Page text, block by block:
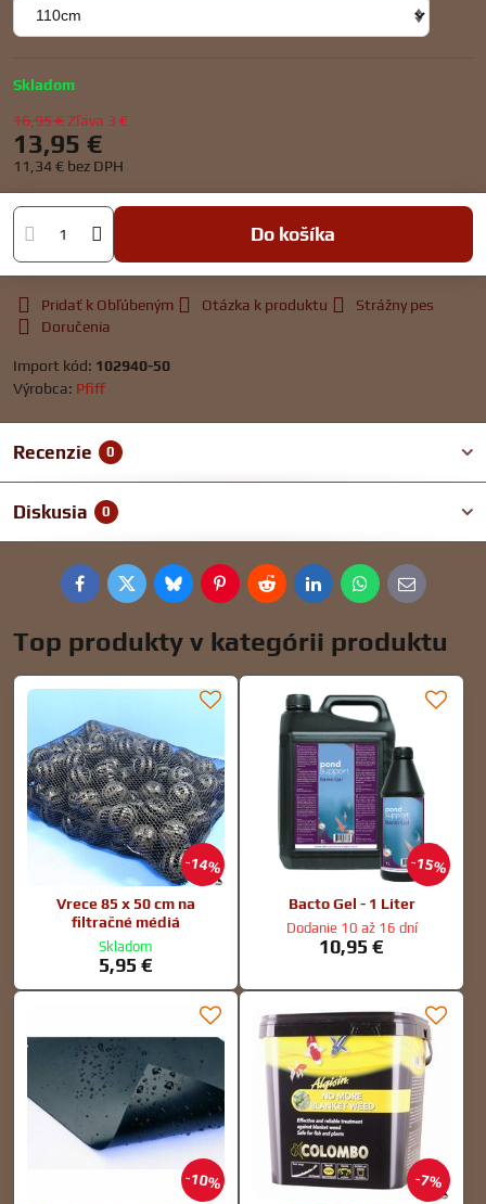
Skladom
16,95 €Zľava 3 €
13,95 €
11,34 € bez DPH
Do košíka
Pridať k Obľúbeným Otázka k produktu
Strážny pes
Doručenia
Import kód: 102940-50
Výrobca: Pfiff
Recenzie 0
Diskusia 0
FacebookTwitterBlueskyPinterestRedditLinkedInWhatsApp
E-
mail
Top produkty v kategórii produktu
14%
Vrece 85 x 50 cm na
filtračné médiá
Skladom
5,95 €
15%
Bacto Gel - 1 Liter
Dodanie 10 až 16 dní
10,95 €
10% 7%